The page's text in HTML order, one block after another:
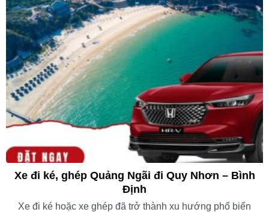
Xe đi ké, ghép Quảng Ngãi đi Quy Nhơn – Bình
Định
Xe đi ké hoặc xe ghép đã trở thành xu hướng phổ biến